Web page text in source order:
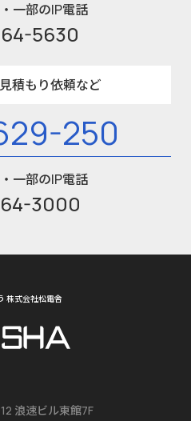
一部のIP電話
5630
積もり依頼など
250
一部のIP電話
3000
株式会社松電舎
浪速ビル東館7F